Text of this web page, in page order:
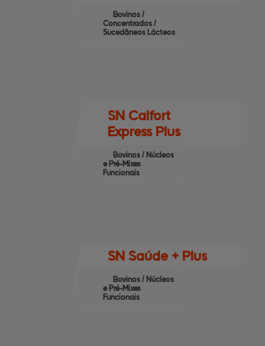
Bovinos /
Concentrados /
Sucedâneos Lácteos
SN Calfort
Express Plus
Bovinos / Núcleos
e Pré-Mixes
Funcionais
SN Saúde + Plus
Bovinos / Núcleos
e Pré-Mixes
Funcionais